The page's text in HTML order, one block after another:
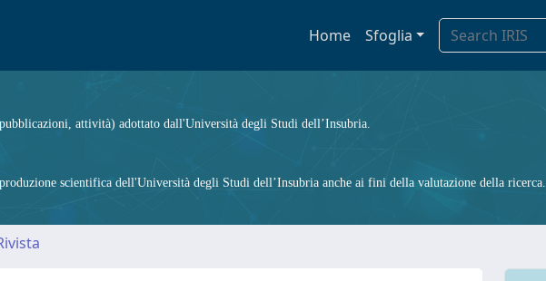
Home Sfoglia
attività) adottato dall'Università degli Studi dell’Insubria.
scientifica dell'Università degli Studi dell’Insubria anche ai fini della valutazione della ricerca.